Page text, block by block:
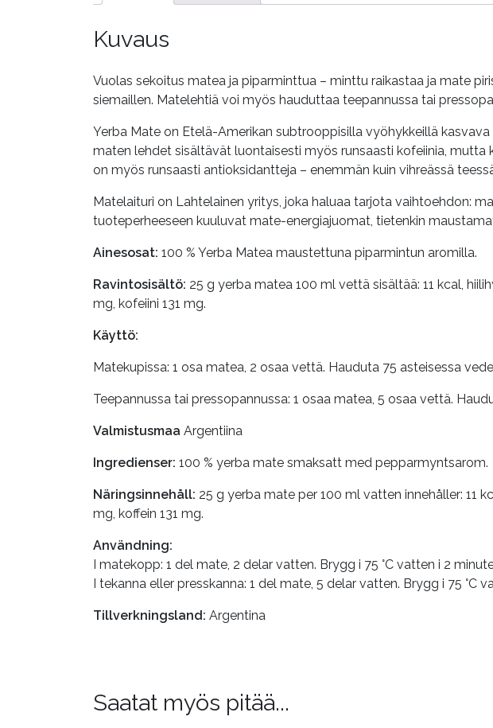
Kuvaus
Vuolas sekoitus matea ja piparminttua – minttu raikastaa ja mate
siemaillen. Matelehtiä voi myös hauduttaa teepannussa tai
Yerba Mate on Etelä-Amerikan subtrooppisilla vyöhykkeillä
maten lehdet sisältävät luontaisesti myös runsaasti kofeiinia,
on myös runsaasti antioksidantteja – enemmän kuin vihreässä
Matelaituri on Lahtelainen yritys, joka haluaa tarjota vaihtoehdon:
tuoteperheeseen kuuluvat mate-energiajuomat, tietenkin
Ainesosat: 100 % Yerba Matea maustettuna piparmintun aromilla.
Ravintosisältö: 25 g yerba matea 100 ml vettä sisältää: 11 kcal,
mg, kofeiini 131 mg.
Käyttö:
Matekupissa: 1 osa matea, 2 osaa vettä. Hauduta 75 asteisessa
Teepannussa tai pressopannussa: 1 osaa matea, 5 osaa vettä.
Valmistusmaa Argentiina
Ingredienser: 100 % yerba mate smaksatt med pepparmyntsarom.
Näringsinnehåll: 25 g yerba mate per 100 ml vatten innehåller: 11
mg, koffein 131 mg.
Användning:
I matekopp: 1 del mate, 2 delar vatten. Brygg i 75 °C vatten i 2
I tekanna eller presskanna: 1 del mate, 5 delar vatten. Brygg i 75 °C
Tillverkningsland: Argentina
Saatat myös pitää...